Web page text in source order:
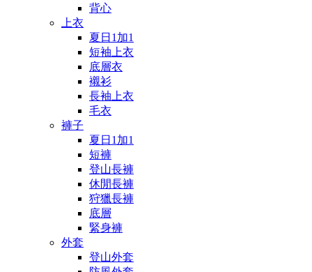
背心
上衣
夏日1加1
短袖上衣
底層衣
襯衫
長袖上衣
毛衣
褲子
夏日1加1
短褲
登山長褲
休閒長褲
狩獵長褲
底層
緊身褲
外套
登山外套